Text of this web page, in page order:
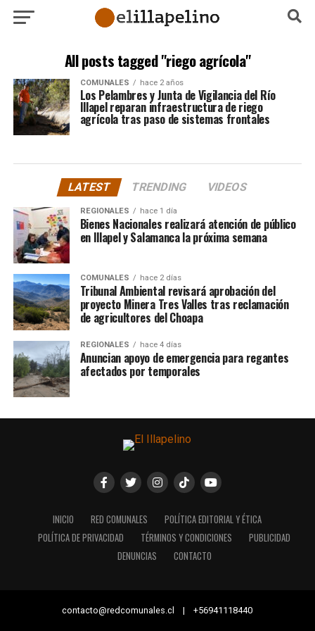
All posts tagged "riego agrícola"
COMUNALES hace 2 años
Los Pelambres y Junta de Vigilancia del Río
Illapel reparan infraestructura de riego
agrícola tras paso de sistemas frontales
LATEST TRENDING VIDEOS
REGIONALES hace 1 día
Bienes Nacionales realizará atención de público
en Illapel y Salamanca la próxima semana
COMUNALES hace 2 días
Tribunal Ambiental revisará aprobación del
proyecto Minera Tres Valles tras reclamación
de agricultores del Choapa
REGIONALES hace 4 días
Anuncian apoyo de emergencia para regantes
afectados por temporales
INICIO RED COMUNALES
POLÍTICA EDITORIAL Y ÉTICA
POLÍTICA DE PRIVACIDAD
TÉRMINOS Y CONDICIONES
PUBLICIDAD
DENUNCIAS
CONTACTO
contacto@redcomunales.cl | +56941118440